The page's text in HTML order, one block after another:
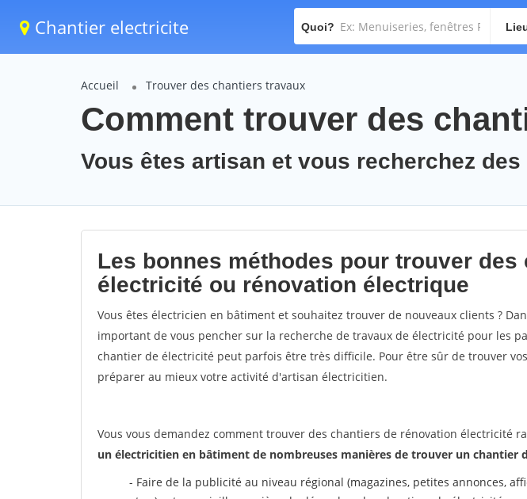
Chantier electricite Quoi?
Accueil Trouver des chantiers travaux
Comment trouver des
Vous êtes artisan et vous recherchez
Les bonnes méthodes pour trouver des
électricité ou rénovation électrique
Vous êtes électricien en bâtiment et souhaitez trouver de nouveaux clients ?
important de vous pencher sur la recherche de travaux de électricité pour les
chantier de électricité peut parfois être très difficile. Pour être sûr de trouver
préparer au mieux votre activité d'artisan électricitien.
Vous vous demandez comment trouver des chantiers de rénovation électricité
un électricitien en bâtiment de nombreuses manières de trouver un chantier
- Faire de la publicité au niveau régional (magazines, petites annonces,